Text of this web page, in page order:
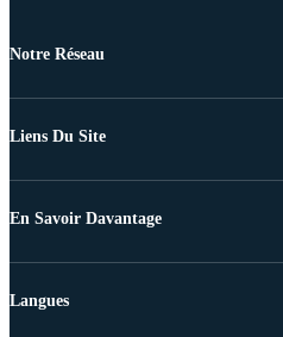
Notre Réseau
Liens Du Site
En Savoir Davantage
Langues